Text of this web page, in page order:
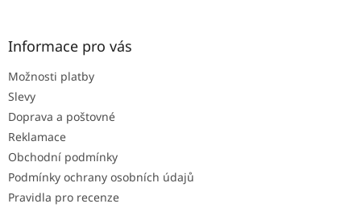
Informace pro vás
Možnosti platby
Slevy
Doprava a poštovné
Reklamace
Obchodní podmínky
Podmínky ochrany osobních údajů
Pravidla pro recenze